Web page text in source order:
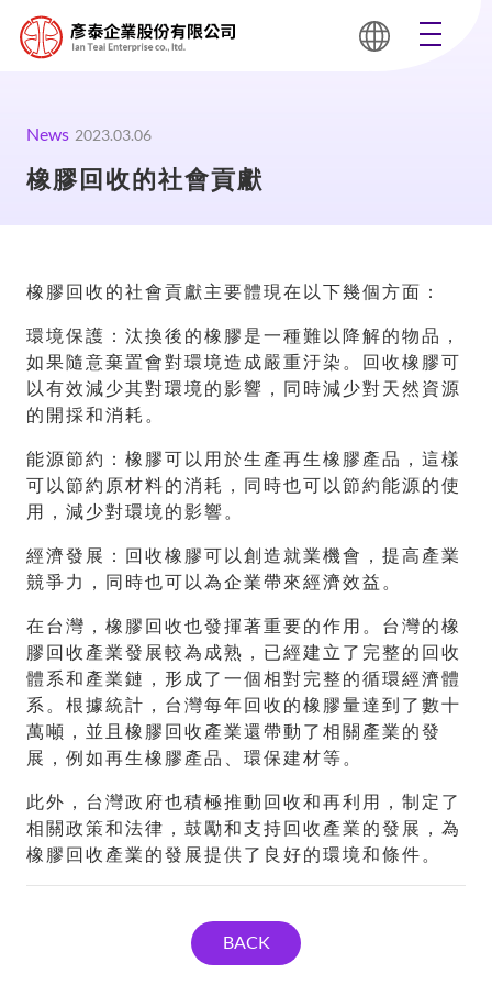
News 2023.03.06
橡膠回收的社會貢獻
橡膠回收的社會貢獻主要體現在以下幾個方面：
環境保護：汰換後的橡膠是一種難以降解的物品，
如果隨意棄置會對環境造成嚴重汙染。回收橡膠可
以有效減少其對環境的影響，同時減少對天然資源
的開採和消耗。
能源節約：橡膠可以用於生產再生橡膠產品，這樣
可以節約原材料的消耗，同時也可以節約能源的使
用，減少對環境的影響。
經濟發展：回收橡膠可以創造就業機會，提高產業
競爭力，同時也可以為企業帶來經濟效益。
在台灣，橡膠回收也發揮著重要的作用。台灣的橡
膠回收產業發展較為成熟，已經建立了完整的回收
體系和產業鏈，形成了一個相對完整的循環經濟體
系。根據統計，台灣每年回收的橡膠量達到了數十
萬噸，並且橡膠回收產業還帶動了相關產業的發
展，例如再生橡膠產品、環保建材等。
此外，台灣政府也積極推動回收和再利用，制定了
相關政策和法律，鼓勵和支持回收產業的發展，為
橡膠回收產業的發展提供了良好的環境和條件。
BACK